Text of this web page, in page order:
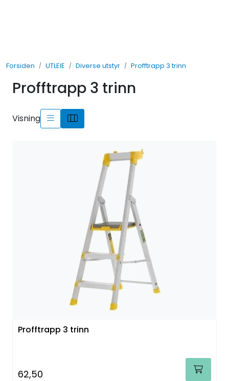
Forsiden UTLEIE Diverse utstyr Profftrapp 3 trinn
Profftrapp 3 trinn
Visning
Profftrapp 3 trinn
62,50
SALG
AVDELINGER